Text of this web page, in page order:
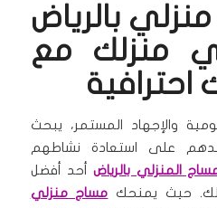
بالرياض
منزلك مع
احترافية
والإجهاد المستمر، يبحث
على استعادة نشاطهم
المنزلي بالرياضأحد أفضل
حيث يمنحك مساج منزلي